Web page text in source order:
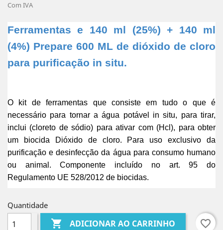
Com IVA
Ferramentas e 140 ml (25%) + 140 ml
(4%) Prepare 600 ML de dióxido de cloro
para purificação in situ.
O kit de ferramentas que consiste em tudo o que é
necessário para tornar a água potável in situ, para tirar,
inclui (cloreto de sódio) para ativar com (Hcl), para obter
um biocida Dióxido de cloro. Para uso exclusivo da
purificação e desinfecção da água para consumo humano
ou animal. Componente incluído no art. 95 do
Regulamento UE 528/2012 de biocidas.
Quantidade
 ADICIONAR AO CARRINHO favorite_border